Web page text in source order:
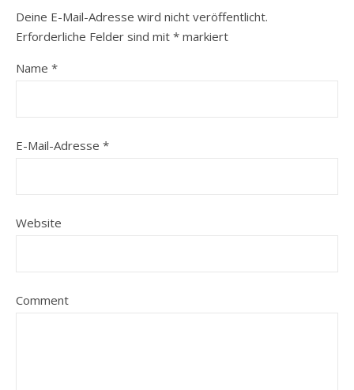
Deine E-Mail-Adresse wird nicht veröffentlicht.
Erforderliche Felder sind mit * markiert
Name *
E-Mail-Adresse *
Website
Comment